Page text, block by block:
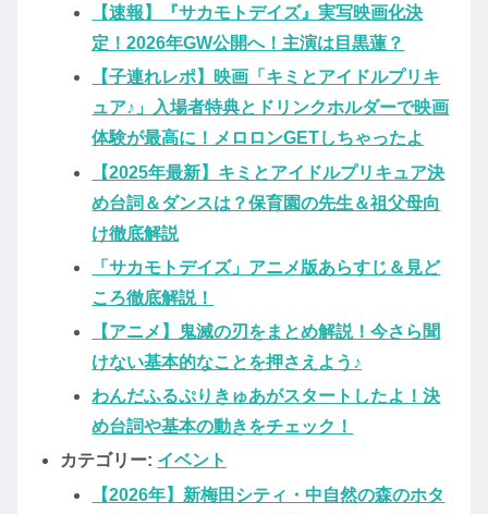
【速報】『サカモトデイズ』実写映画化決
定！2026年GW公開へ！主演は目黒蓮？
【子連れレポ】映画「キミとアイドルプリキ
ュア♪」入場者特典とドリンクホルダーで映画
体験が最高に！メロロンGETしちゃったよ
【2025年最新】キミとアイドルプリキュア決
め台詞＆ダンスは？保育園の先生＆祖父母向
け徹底解説
「サカモトデイズ」アニメ版あらすじ＆見ど
ころ徹底解説！
【アニメ】鬼滅の刃をまとめ解説！今さら聞
けない基本的なことを押さえよう♪
わんだふるぷりきゅあがスタートしたよ！決
め台詞や基本の動きをチェック！
カテゴリー: イベント
【2026年】新梅田シティ・中自然の森のホタ